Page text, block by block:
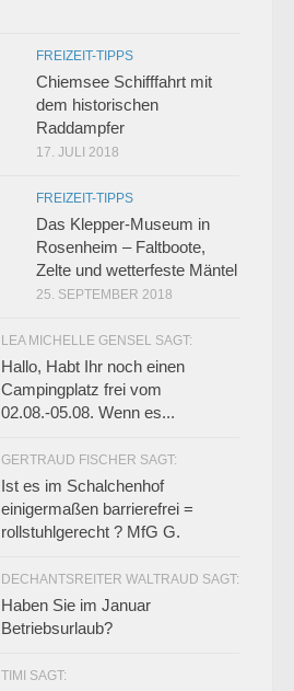
FREIZEIT-TIPPS
Chiemsee Schifffahrt mit
dem historischen
Raddampfer
17. JULI 2018
FREIZEIT-TIPPS
Das Klepper-Museum in
Rosenheim – Faltboote,
Zelte und wetterfeste Mäntel
25. SEPTEMBER 2018
LEA MICHELLE GENSEL SAGT:
Hallo, Habt Ihr noch einen
Campingplatz frei vom
02.08.-05.08. Wenn es...
GERTRAUD FISCHER SAGT:
Ist es im Schalchenhof
einigermaßen barrierefrei =
rollstuhlgerecht ? MfG G.
DECHANTSREITER WALTRAUD SAGT:
Haben Sie im Januar
Betriebsurlaub?
TIMI SAGT: